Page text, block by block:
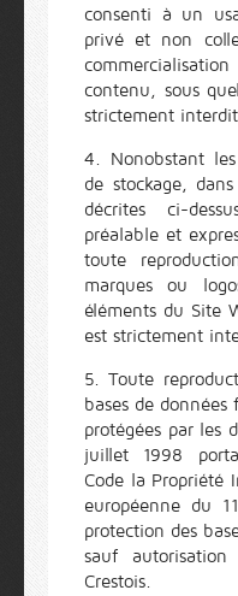
consenti à un
privé et non
contenu, sous
strictement
4. Nonobstant
de stockage,
décrites ci-
préalable et
toute
marques ou
éléments du Site
est strictement
5. Toute
bases de
protégées par les
juillet 1998
Code la Propriété
européenne du
protection des
sauf
Crestois.